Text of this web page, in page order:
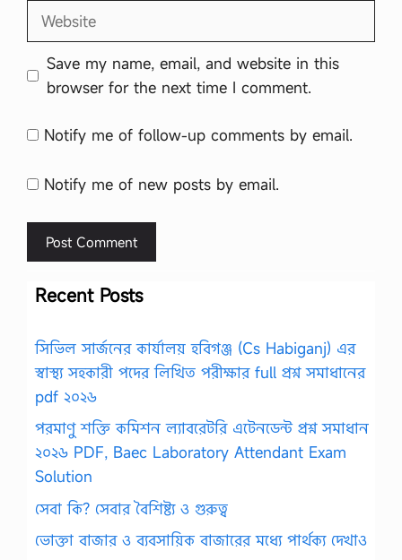
Website
Save my name, email, and website in this
browser for the next time I comment.
Notify me of follow-up comments by email.
Notify me of new posts by email.
Recent Posts
সিভিল সার্জনের কার্যালয় হবিগঞ্জ (Cs Habiganj) এর
স্বাস্থ্য সহকারী পদের লিখিত পরীক্ষার full প্রশ্ন সমাধানের
pdf ২০২৬
পরমাণু শক্তি কমিশন ল্যাবরেটরি এটেনডেন্ট প্রশ্ন সমাধান
২০২৬ PDF, Baec Laboratory Attendant Exam
Solution
সেবা কি? সেবার বৈশিষ্ট্য ও গুরুত্ব
ভোক্তা বাজার ও ব্যবসায়িক বাজারের মধ্যে পার্থক্য দেখাও